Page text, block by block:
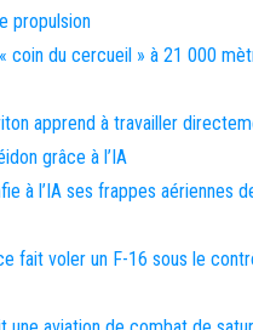
propulsion
coin du cercueil » à 21 000
apprend à travailler
grâce à l’IA
à l’IA ses frappes aériennes
fait voler un F-16 sous le